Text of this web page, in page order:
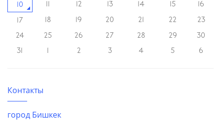
10
12 13 14 15 16
17 18 19 20 21 22
23
24
25 26 27 28 29
30
31
2 3 4 5 6
Контакты
город Бишкек